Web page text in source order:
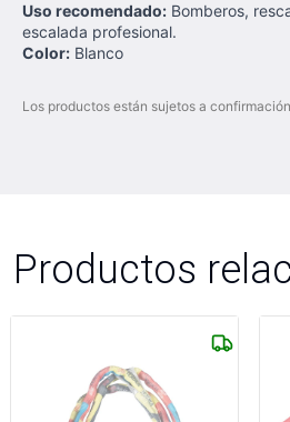
Uso recomendado: Bomberos,
escalada profesional.
Color: Blanco
Los productos están sujetos a
Productos